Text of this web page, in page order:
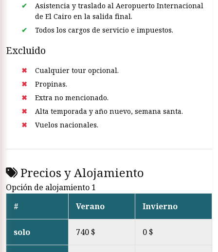
Asistencia y traslado al Aeropuerto Internacional
de El Cairo en la salida final.
Todos los cargos de servicio e impuestos.
Excluido
Cualquier tour opcional.
Propinas.
Extra no mencionado.
Alta temporada y año nuevo, semana santa.
Vuelos nacionales.
Precios y Alojamiento
Opción de alojamiento 1
#
Verano Invierno
solo 740 $ 0 $